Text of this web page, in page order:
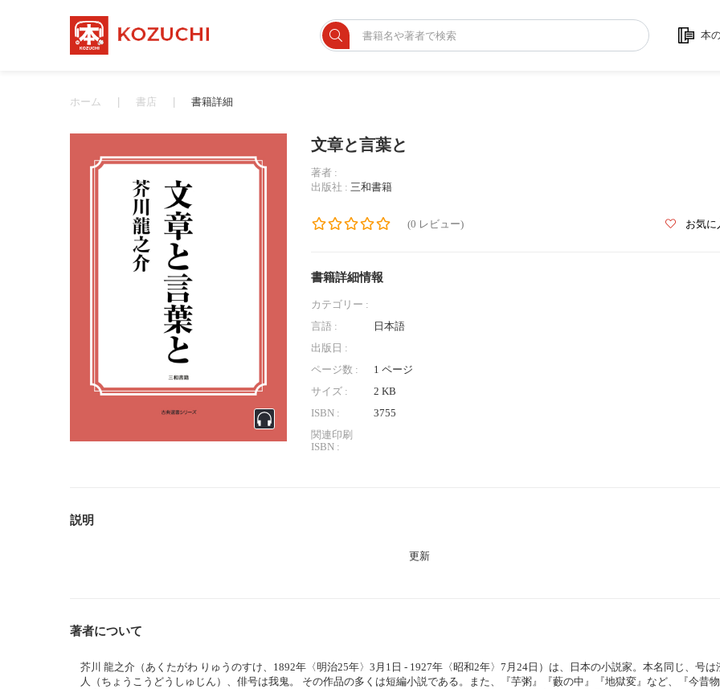
本
ホーム 書店 書籍詳細
文章と言葉と
著者 :
出版社 : 三和書籍
(0 レビュー) お気に
書籍詳細情報
カテゴリー :
言語 :
日本語
出版日 :
ページ数 :
1 ページ
サイズ :
2 KB
ISBN :
3755
関連印刷
ISBN :
説明
更新
著者について
芥川 龍之介（あくたがわ りゅうのすけ、1892年〈明治25年〉3月1日 - 1927年〈昭和2年〉7月24日）は、日本の小説家。本名同じ、号は
人（ちょうこうどうしゅじん）、俳号は我鬼。 その作品の多くは短編小説である。また、『芋粥』『藪の中』『地獄変』など、『今昔物